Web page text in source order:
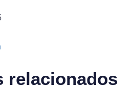
relacionados